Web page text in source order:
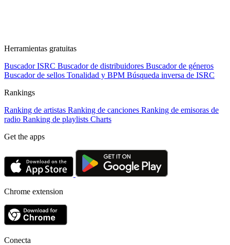
Herramientas gratuitas
Buscador ISRC Buscador de distribuidores Buscador de géneros
Buscador de sellos Tonalidad y BPM Búsqueda inversa de ISRC
Rankings
Ranking de artistas Ranking de canciones Ranking de emisoras de
radio Ranking de playlists Charts
Get the apps
Chrome extension
Conecta